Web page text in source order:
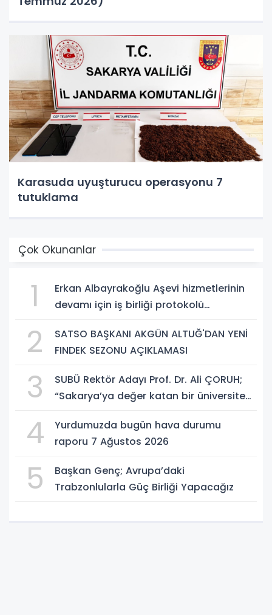
Karasuda uyuşturucu operasyonu 7
tutuklama
Çok Okunanlar
1
Erkan Albayrakoğlu Aşevi hizmetlerinin
devamı için iş birliği protokolü
2
SATSO BAŞKANI AKGÜN ALTUĞ'DAN YENİ
FINDEK SEZONU AÇIKLAMASI
3
SUBÜ Rektör Adayı Prof. Dr. Ali ÇORUH;
“Sakarya’ya değer katan bir üniversite
4
Yurdumuzda bugün hava durumu
raporu 7 Ağustos 2026
5
Başkan Genç; Avrupa’daki
Trabzonlularla Güç Birliği Yapacağız